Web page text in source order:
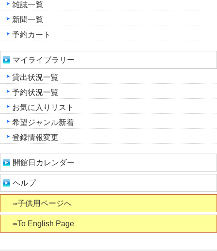
雑誌一覧
新聞一覧
予約カート
マイライブラリー
貸出状況一覧
予約状況一覧
お気に入りリスト
希望ジャンル新着
登録情報変更
開館日カレンダー
ヘルプ
⇒子供用ページへ
⇒To English Page